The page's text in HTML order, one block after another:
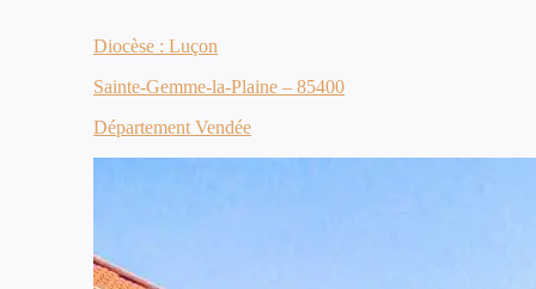
Diocèse : Luçon
Sainte-Gemme-la-Plaine – 85400
Département Vendée